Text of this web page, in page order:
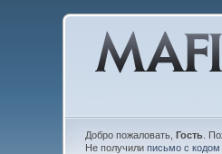
Добро пожаловать, Гость.
Не получили письмо с кодом